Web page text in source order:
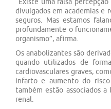
“Existe uma falsa
divulgados em academias e
seguros. Mas estamos
profundamente o
organismo”, afirma.
Os anabolizantes são
quando utilizados de
cardiovasculares graves,
infarto e aumento do
também estão associados
renal.